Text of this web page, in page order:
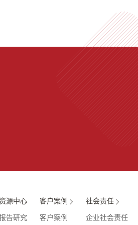
源中心
告研究
客户案例
客户案例
社会责任
企业社会责任